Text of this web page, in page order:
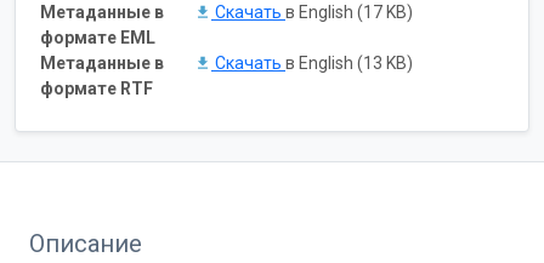
Метаданные в
формате EML
Скачать в English (17 KB)
Метаданные в
формате RTF
Скачать в English (13 KB)
Описание